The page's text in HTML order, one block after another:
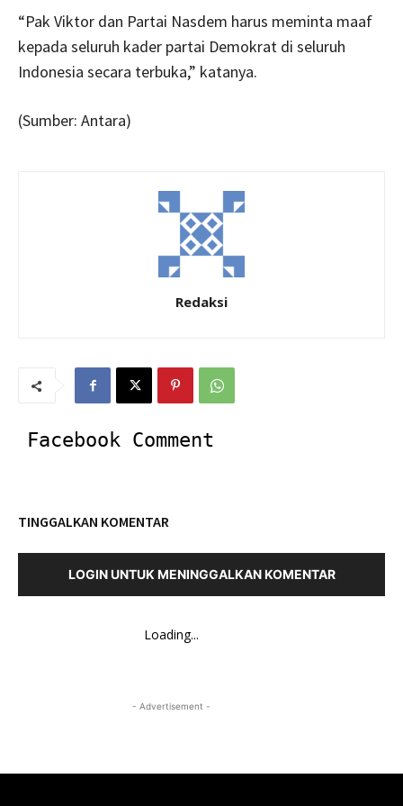
“Pak Viktor dan Partai Nasdem harus meminta maaf
kepada seluruh kader partai Demokrat di seluruh
Indonesia secara terbuka,” katanya.
(Sumber: Antara)
Redaksi
Facebook Comment
TINGGALKAN KOMENTAR
LOGIN UNTUK MENINGGALKAN KOMENTAR
Loading...
- Advertisement -